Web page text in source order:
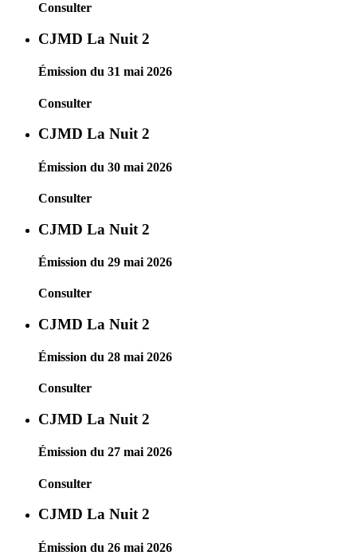
Consulter
CJMD La Nuit 2
Émission du 31 mai 2026
Consulter
CJMD La Nuit 2
Émission du 30 mai 2026
Consulter
CJMD La Nuit 2
Émission du 29 mai 2026
Consulter
CJMD La Nuit 2
Émission du 28 mai 2026
Consulter
CJMD La Nuit 2
Émission du 27 mai 2026
Consulter
CJMD La Nuit 2
Émission du 26 mai 2026